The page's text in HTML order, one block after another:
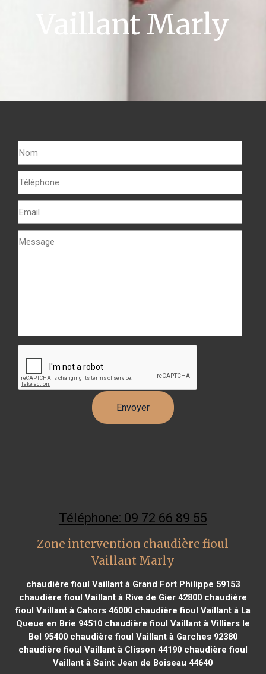
Vaillant Marly
Téléphone: 09 72 66 89 55
Zone intervention chaudière fioul
Vaillant Marly
chaudière fioul Vaillant à Grand Fort Philippe 59153
chaudière fioul Vaillant à Rive de Gier 42800chaudière
fioul Vaillant à Cahors 46000chaudière fioul Vaillant à La
Queue en Brie 94510chaudière fioul Vaillant à Villiers le
Bel 95400chaudière fioul Vaillant à Garches 92380
chaudière fioul Vaillant à Clisson 44190chaudière fioul
Vaillant à Saint Jean de Boiseau 44640